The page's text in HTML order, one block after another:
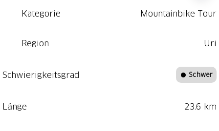
Kategorie Mountainbike Tour
Region Uri
Schwierigkeitsgrad Schwer
Länge 23.6 km